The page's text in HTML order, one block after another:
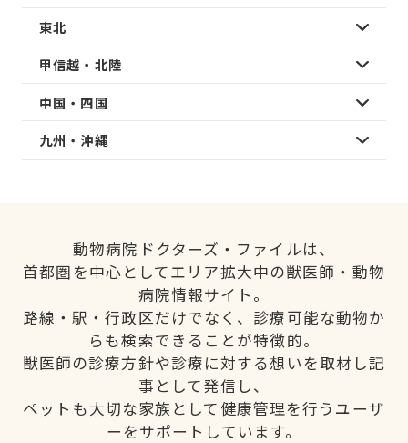
東北
甲信越・北陸
中国・四国
九州・沖縄
動物病院ドクターズ・ファイルは、
首都圏を中心としてエリア拡大中の獣医師・動物
病院情報サイト。
路線・駅・行政区だけでなく、診療可能な動物か
らも検索できることが特徴的。
獣医師の診療方針や診療に対する想いを取材し記
事として発信し、
ペットも大切な家族として健康管理を行うユーザ
ーをサポートしています。